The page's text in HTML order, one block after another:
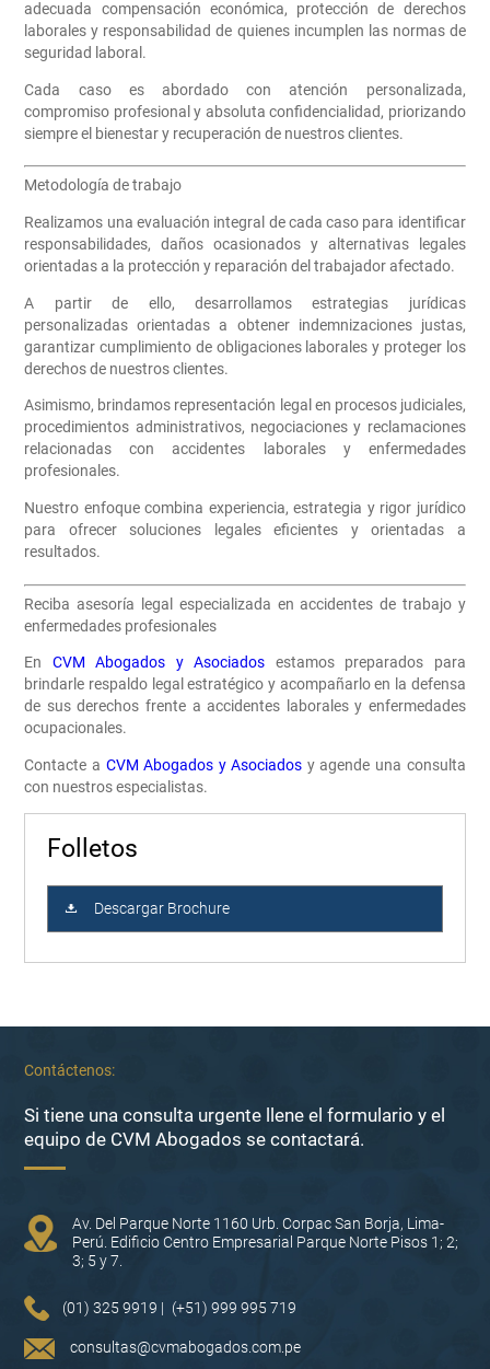
Folletos
Descargar Brochure
adecuada compensación económica, protección de derechos
laborales y responsabilidad de quienes incumplen las normas de
seguridad laboral.
Cada caso es abordado con atención personalizada,
compromiso profesional y absoluta confidencialidad, priorizando
siempre el bienestar y recuperación de nuestros clientes.
Metodología de trabajo
Realizamos una evaluación integral de cada caso para identificar
responsabilidades, daños ocasionados y alternativas legales
orientadas a la protección y reparación del trabajador afectado.
A partir de ello, desarrollamos estrategias jurídicas
personalizadas orientadas a obtener indemnizaciones justas,
garantizar cumplimiento de obligaciones laborales y proteger los
derechos de nuestros clientes.
Asimismo, brindamos representación legal en procesos judiciales,
procedimientos administrativos, negociaciones y reclamaciones
relacionadas con accidentes laborales y enfermedades
profesionales.
Nuestro enfoque combina experiencia, estrategia y rigor jurídico
para ofrecer soluciones legales eficientes y orientadas a
resultados.
Reciba asesoría legal especializada en accidentes de trabajo y
enfermedades profesionales
En CVM Abogados y Asociados estamos preparados para
brindarle respaldo legal estratégico y acompañarlo en la defensa
de sus derechos frente a accidentes laborales y enfermedades
ocupacionales.
Contacte a CVM Abogados y Asociados y agende una consulta
con nuestros especialistas.
Contáctenos:
Si tiene una consulta urgente llene el formulario y el
equipo de CVM Abogados se contactará.
Av. Del Parque Norte 1160 Urb. Corpac San Borja, Lima-
Perú. Edificio Centro Empresarial Parque Norte Pisos 1; 2;
3; 5 y 7.
(01) 325 9919 | (+51) 999 995 719
consultas@cvmabogados.com.pe